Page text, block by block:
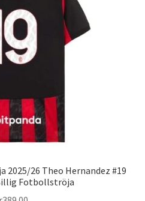
alternativen
kan
väljas
2025/26 Theo Hernandez #19
Fotbollströja